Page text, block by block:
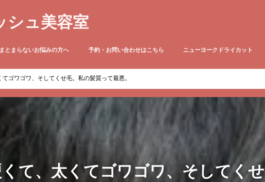
ュ美容室
とまらないお悩みの方へ 予約・お問い合わせはこちら
●定休日のお知らせ
ニューヨークドライカット
ニューヨークドライカットblog
ゴワゴワ、そしてくせ毛。私の髪質って最悪。
て、太くてゴワゴワ、そしてくせ